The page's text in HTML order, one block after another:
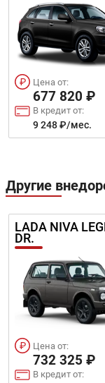
Цена от:
677 820 ₽
В кредит от:
9 248 ₽/мес.
Другие
LADA NIVA
DR.
Цена от:
732 325 ₽
В кредит от: